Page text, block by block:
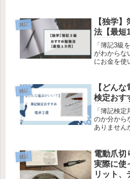
に長く乗
では、私が
ェー...
雑記
【独学
法【最短
「簿記3級
がわからな
にお金を使
時間0仕事
考えなくて
も...
雑記
【どん
検定おす
「簿記検
のか分から
ありません
ように書い
ろばん、電
用して...
雑記
電動爪切
実際に使
リット、